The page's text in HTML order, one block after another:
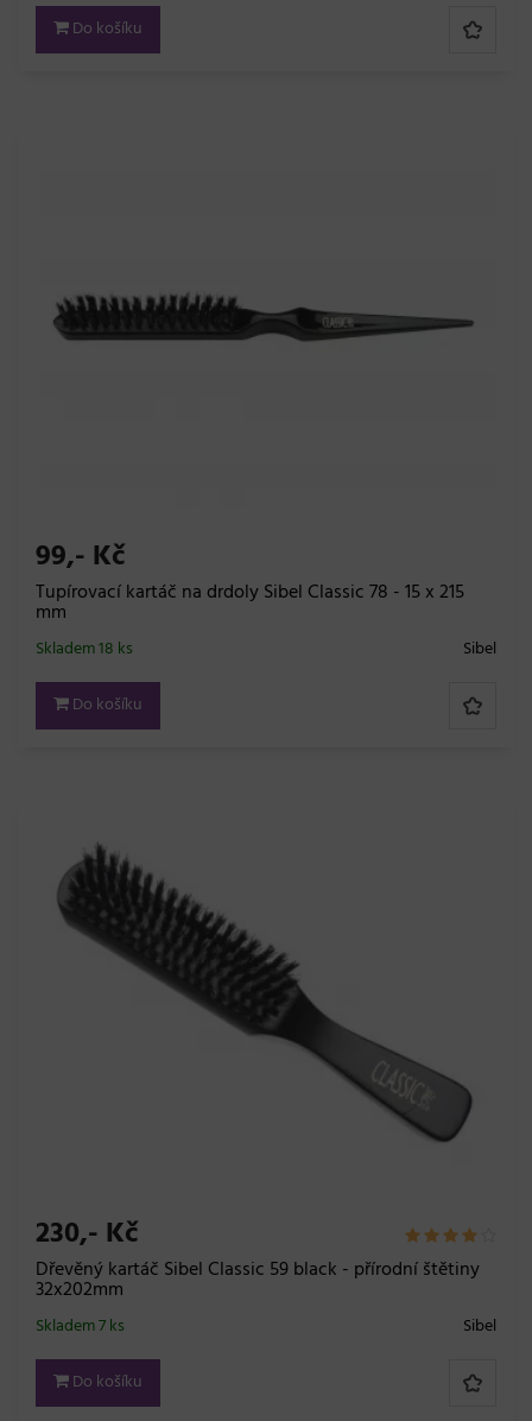
Do košíku
99,- Kč
Tupírovací kartáč na drdoly Sibel Classic 78 - 15 x 215
mm
Sibel
Skladem 18 ks
Do košíku
230,- Kč
Dřevěný kartáč Sibel Classic 59 black - přírodní štětiny
32x202mm
Sibel
Skladem 7 ks
Do košíku